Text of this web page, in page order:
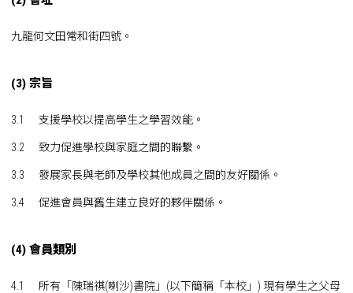
九龍何文田常和街四號。
(3) 宗旨
3.1 支援學校以提高學生之學習效能。
3.2 致力促進學校與家庭之間的聯繫。
3.3 發展家長與老師及學校其他成員之間的友好關係。
3.4 促進會員與舊生建立良好的夥伴關係。
(4) 會員類別
4.1 所有「陳瑞祺(喇沙)書院」(以下簡稱「本校」) 現有學生之父母